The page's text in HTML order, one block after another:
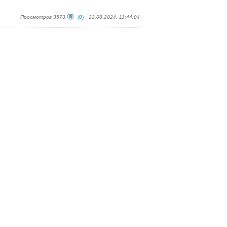
Просмотров 3573 (0) 22.08.2024, 11:44:04